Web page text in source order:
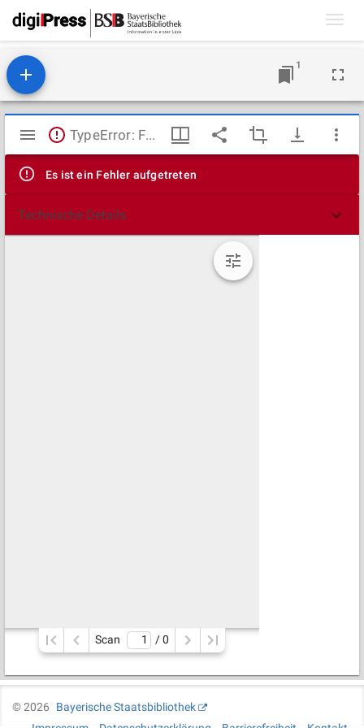
1
Mirador
Viewer
TypeError: Failed to fetch
Es ist ein Fehler aufgetreten
Technische Details
Scan / 0
©2026
Bayerische Staatsbibliothek